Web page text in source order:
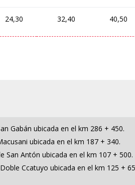
24,30 32,40 40,50
Gabán ubicada en el km 286 + 450.
ubicada en el km 187 + 340.
San Antón ubicada en el km 107 + 500.
Ccatuyo ubicada en el km 125 +